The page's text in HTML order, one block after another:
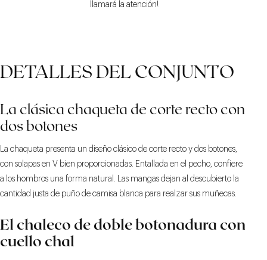
llamará la atención!
DETALLES DEL CONJUNTO
La clásica chaqueta de corte recto con
dos botones
La chaqueta presenta un diseño clásico de corte recto y dos botones,
con solapas en V bien proporcionadas. Entallada en el pecho, confiere
a los hombros una forma natural. Las mangas dejan al descubierto la
cantidad justa de puño de camisa blanca para realzar sus muñecas.
El chaleco de doble botonadura con
cuello chal